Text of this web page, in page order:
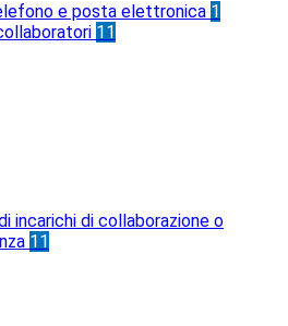
e posta elettronica 1
11
incarichi di collaborazione o
11